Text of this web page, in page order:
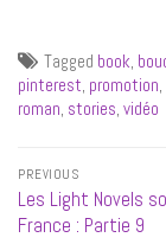
Tagged book,
pinterest, promotion,
roman, stories, vidéo
Navigation
de
l’article
PREVIOUS
Previous
post:
Les Light Novels
France : Partie 9